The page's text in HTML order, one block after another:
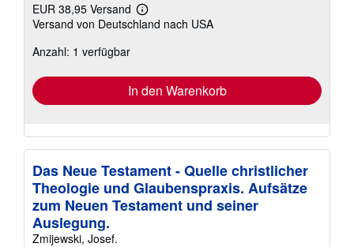
EUR 38,95 Versand
Weitere
Informationen
Versand von Deutschland nach USA
Anzahl: 1 verfügbar
In den Warenkorb
Das Neue Testament - Quelle christlicher
Theologie und Glaubenspraxis. Aufsätze
zum Neuen Testament und seiner
Auslegung.
Zmijewski, Josef.